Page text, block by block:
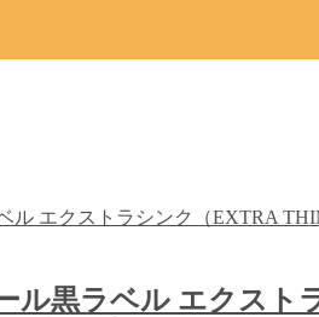
ル黒ラベル エクス